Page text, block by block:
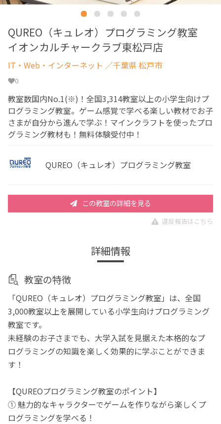
QUREO（キュレオ）プログラミング教室
イオンカルチャークラブ東松戸店
IT・Web・インターネット ／千葉県 松戸市
0
教室数国内No.1(※)！全国3,314教室以上の小学生向けプ
ログラミング教室。ゲーム感覚で学べる楽しい教材でお子
さまが自分から進んで学ぶ！マインクラフトを使ったプロ
グラミング教材も！無料体験受付中！
QUREO（キュレオ）プログラミング教室
この教室の詳細を見る
違反報告はこちら
詳細情報
教室の特徴
「QUREO（キュレオ）プログラミング教室」は、全国
3,000教室以上を展開している小学生向けプログラミング
教室です。
未経験のお子さまでも、大学入試を見据えた本格的なプ
ログラミングの知識を楽しく効果的に学ぶことができま
す！
【QUREOプログラミング教室のポイント】
① 魅力的なキャラクターでゲームを作りながら楽しくプ
ログラミングを学べる！